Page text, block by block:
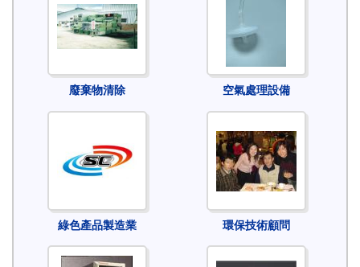
廢棄物清除 空氣處理設備
綠色產品製造業 環保技術顧問